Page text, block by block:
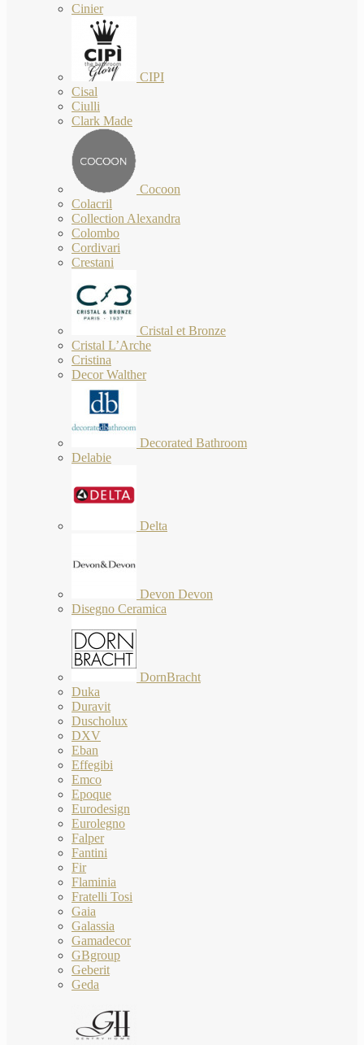
Cinier
CIPI
Cisal
Ciulli
Clark Made
Cocoon
Colacril
Collection Alexandra
Colombo
Cordivari
Crestani
Cristal et Bronze
Cristal L’Arche
Cristina
Decor Walther
Decorated Bathroom
Delabie
Delta
Devon Devon
Disegno Ceramica
DornBracht
Duka
Duravit
Duscholux
DXV
Eban
Effegibi
Emco
Epoque
Eurodesign
Eurolegno
Falper
Fantini
Fir
Flaminia
Fratelli Tosi
Gaia
Galassia
Gamadecor
GBgroup
Geberit
Geda